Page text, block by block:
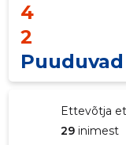
4
2
Puuduvad
Ettevõtja
29 inimest